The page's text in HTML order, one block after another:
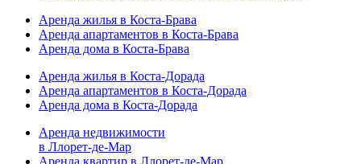
Аренда жилья в Коста-Брава
Аренда апартаментов в Коста-Брава
Аренда дома в Коста-Брава
Аренда жилья в Коста-Дорада
Аренда апартаментов в Коста-Дорада
Аренда дома в Коста-Дорада
Аренда недвижимости
в Ллорет-де-Мар
Аренда квартир в Ллорет-де-Мар